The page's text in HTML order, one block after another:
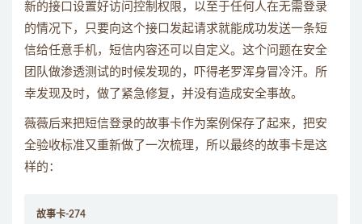
新的接口设置好访问控制权限，以至于任何人在无需登录
的情况下，只要向这个接口发起请求就能成功发送一条短
信给任意手机，短信内容还可以自定义。这个问题在安全
团队做渗透测试的时候发现的，吓得老罗浑身冒冷汗。所
幸发现及时，做了紧急修复，并没有造成安全事故。
薇薇后来把短信登录的故事卡作为案例保存了起来，把安
全验收标准又重新做了一次梳理，所以最终的故事卡是这
样的：
故事卡-274